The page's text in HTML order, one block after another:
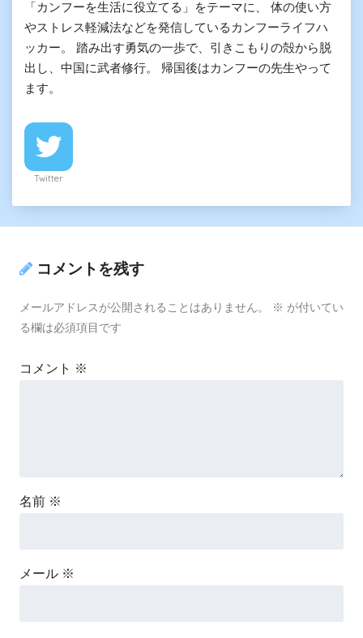
「カンフーを生活に役立てる」をテーマに、 体の使い方
やストレス軽減法などを発信しているカンフーライフハ
ッカー。 踏み出す勇気の一歩で、引きこもりの殻から脱
出し、中国に武者修行。 帰国後はカンフーの先生やって
ます。
Twitter
コメントを残す
メールアドレスが公開されることはありません。 ※ が付いてい
る欄は必須項目です
コメント ※
名前 ※
メール ※